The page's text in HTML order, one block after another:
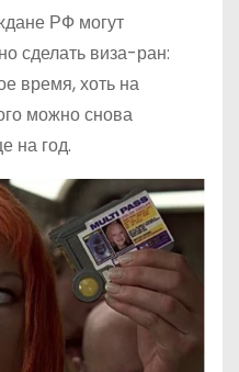
РФ могут
сделать виза-ран:
время, хоть на
можно снова
на год.